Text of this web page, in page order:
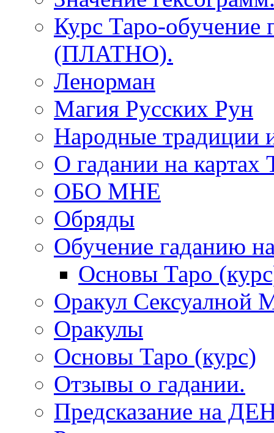
Курс Таро-обучение
(ПЛАТНО).
Ленорман
Магия Русских Рун
Народные традиции
О гадании на картах
ОБО МНЕ
Обряды
Обучение гаданию
Основы Таро
Оракул Сексуалной
Оракулы
Основы Таро (курс)
Отзывы о гадании.
Предсказание на